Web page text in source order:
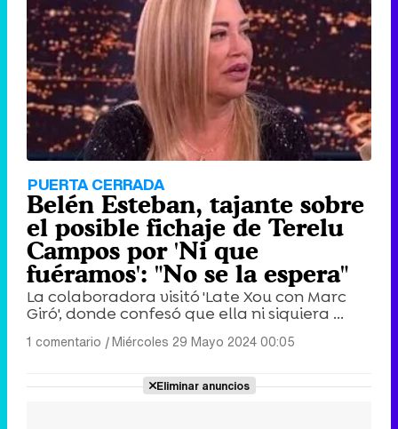
PUERTA CERRADA
Belén Esteban, tajante sobre
el posible fichaje de Terelu
Campos por 'Ni que
fuéramos': "No se la espera"
La colaboradora visitó 'Late Xou con Marc
Giró', donde confesó que ella ni siquiera ...
1 comentario |Miércoles 29 Mayo 2024 00:05
Eliminar anuncios